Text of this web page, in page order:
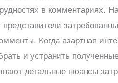
в
Когда азартная
и устранить
детальные нюансы